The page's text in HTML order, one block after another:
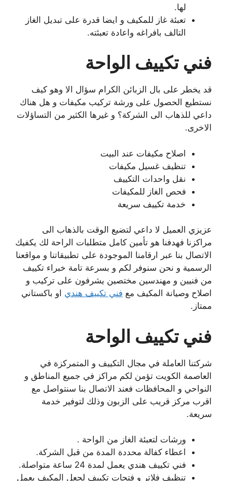
لها.
تعبئة غاز للمكيف و ايضا قدرة على تبديل الغاز
التالف بافراغه واعادة تعبئته.
فني تكييف الواحة
قد يخطر على بال الزبائن الكرام سؤال الا وهو كيف
نستطيع الحصول على ورشة تركيب مكيفات و هل هناك
داعي للذهاب الى الشركة؟ و غيرها الكثير من التساؤلات
الاخرى.
اصلاح مكيفات عند البيت
تنظيف غسيل مكيفات
نقل واحدات التكييف
فحص الغاز للمكيفات
خدمة تكييف سريعة
عزيزي العميل لا داعي لتضيع الوقت بالذهاب الى
مراكزنا فهدفنا هو تأمين كامل متطلبات الراحة لك يكفيك
الاتصال بنا عبر ارقامنا الموجودة على تطبيقاتنا و مواقعنا
الرسمية و نحن سنوفر لكم و بسرعة تامة خبراء تكييف
من فنيين و مهندسين مختصين يشرفون على تركيب و
اصلاح وصيانة المكيف مع فني تكييف هندي او باكستاني
ممتاز.
فني تكييف الواحة
شركتنا العاملة في مجال التكييف و المتمركزة في
العاصمة الكويت تؤمن لكم مراكز في جميع المناطق و
النواحي و المحافظات فعند الاتصال بنا سنتواصل مع
اقرب مركز قريب على الزبون وذلك لتوفير خدمة
سريعة.
ورشات لتعبئة الغاز من الواحة .
اعطاء كفالة محددة المدة من قبل الشركة.
فني تكييف هندي يعمل لمدة 24 ساعة متواصلة.
تنظيف فلاتر و فتحات تكييف لجعل المكيف يعمل